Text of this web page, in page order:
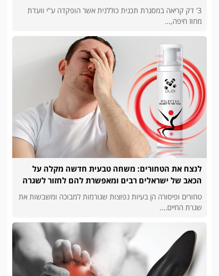
3' דק קריאה במסגרת תכנית כוללנית אשר הופקדה ע"י וועדת
מחוז חיפה,...
לנצח את הטחורים: משחה טבעית חדשה מקלה על
הכאב של ישראלים רבים ומאפשרת להם לחזור לשגרה
טחורים ופיסורה הן בעיות נפוצות שגורמות למבוכה ומשבשות את
שגרת החיים....